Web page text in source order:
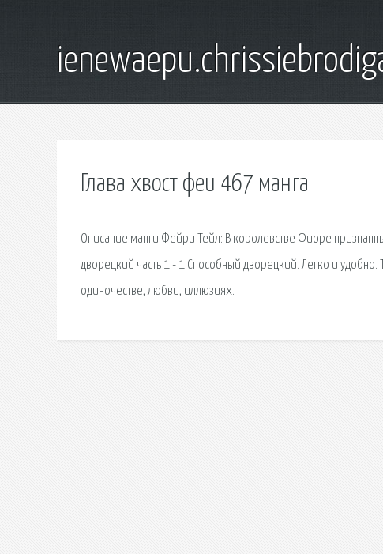
Глава хвост феи 467 манга
Описание манги Фейри Тейл: В королевстве Фиоре
дворецкий часть 1 - 1 Способный дворецкий. Легко и
одиночестве, любви, иллюзиях.